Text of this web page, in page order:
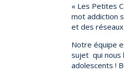
« Les Petites
mot addiction
et des réseaux
Notre équipe
sujet qui nous
adolescents !